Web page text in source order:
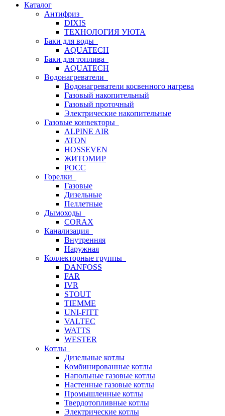
Каталог
Антифриз
DIXIS
ТЕХНОЛОГИЯ УЮТА
Баки для воды
AQUATECH
Баки для топлива
AQUATECH
Водонагреватели
Водонагреватели косвенного нагрева
Газовый накопительный
Газовый проточный
Электрические накопительные
Газовые конвекторы
ALPINE AIR
ATON
HOSSEVEN
ЖИТОМИР
РОСС
Горелки
Газовые
Дизельные
Пеллетные
Дымоходы
CORAX
Канализация
Внутренняя
Наружная
Коллекторные группы
DANFOSS
FAR
IVR
STOUT
TIEMME
UNI-FITT
VALTEC
WATTS
WESTER
Котлы
Дизельные котлы
Комбинированные котлы
Напольные газовые котлы
Настенные газовые котлы
Промышленные котлы
Твердотопливные котлы
Электрические котлы